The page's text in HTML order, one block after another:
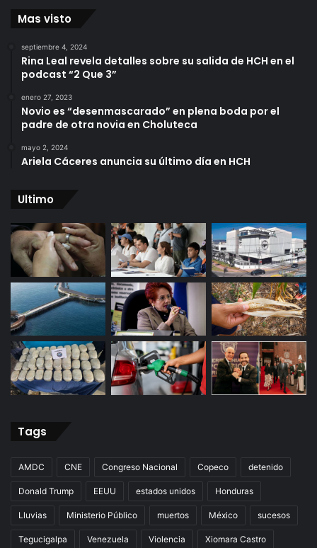
Mas visto
septiembre 4, 2024
Rina Leal revela detalles sobre su salida de HCH en el
podcast “2 Que 3”
enero 27, 2023
Novio es “desenmascarado” en plena boda por el
padre de otra novia en Choluteca
mayo 2, 2024
Ariela Cáceres anuncia su último día en HCH
Ultimo
Tags
AMDC CNE Congreso Nacional Copeco detenido
Donald Trump EEUU estados unidos Honduras
Lluvias Ministerio Público muertos México sucesos
Tegucigalpa Venezuela Violencia Xiomara Castro